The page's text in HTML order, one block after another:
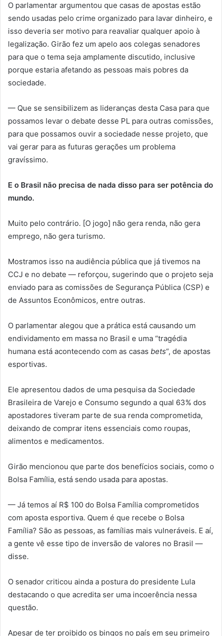
O parlamentar argumentou que casas de apostas estão
sendo usadas pelo crime organizado para lavar dinheiro, e
isso deveria ser motivo para reavaliar qualquer apoio à
legalização. Girão fez um apelo aos colegas senadores
para que o tema seja amplamente discutido, inclusive
porque estaria afetando as pessoas mais pobres da
sociedade.
— Que se sensibilizem as lideranças desta Casa para que
possamos levar o debate desse PL para outras comissões,
para que possamos ouvir a sociedade nesse projeto, que
vai gerar para as futuras gerações um problema
gravíssimo.
E o Brasil não precisa de nada disso para ser potência do
mundo.
Muito pelo contrário. [O jogo] não gera renda, não gera
emprego, não gera turismo.
Mostramos isso na audiência pública que já tivemos na
CCJ e no debate — reforçou, sugerindo que o projeto seja
enviado para as comissões de Segurança Pública (CSP) e
de Assuntos Econômicos, entre outras.
O parlamentar alegou que a prática está causando um
endividamento em massa no Brasil e uma “tragédia
humana está acontecendo com as casas bets“, de apostas
esportivas.
Ele apresentou dados de uma pesquisa da Sociedade
Brasileira de Varejo e Consumo segundo a qual 63% dos
apostadores tiveram parte de sua renda comprometida,
deixando de comprar itens essenciais como roupas,
alimentos e medicamentos.
Girão mencionou que parte dos benefícios sociais, como o
Bolsa Família, está sendo usada para apostas.
— Já temos aí R$ 100 do Bolsa Família comprometidos
com aposta esportiva. Quem é que recebe o Bolsa
Família? São as pessoas, as famílias mais vulneráveis. E aí,
a gente vê esse tipo de inversão de valores no Brasil —
disse.
O senador criticou ainda a postura do presidente Lula
destacando o que acredita ser uma incoerência nessa
questão.
Apesar de ter proibido os bingos no país em seu primeiro